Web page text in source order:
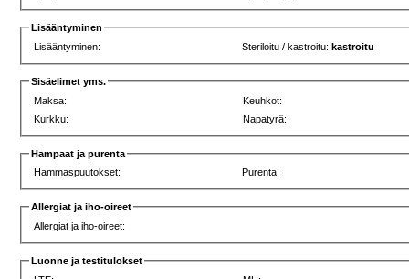
Lisääntyminen
Lisääntyminen:
Steriloitu / kastroitu:kastroitu
Sisäelimet yms.
Maksa:
Keuhkot:
Kurkku:
Napatyrä:
Hampaat ja purenta
Hammaspuutokset:
Purenta:
Allergiat ja iho-oireet
Allergiat ja iho-oireet:
Luonne ja testitulokset